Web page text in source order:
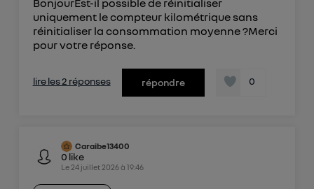
uniquement le compteur kilométrique sans
réinitialiser la consommation moyenne ?Merci
pour votre réponse.
lire les 2 réponses répondre 0
Caraibe13400
0 like
Le 24 juillet 2026à 19:46